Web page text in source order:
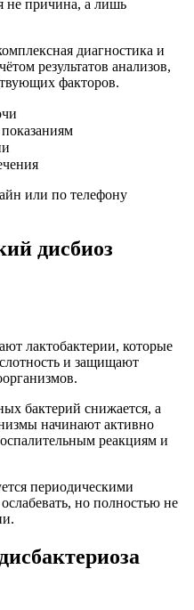
не причина, а лишь
диагностика и
результатов анализов,
факторов.
или по телефону
дисбиоз
лактобактерии, которые
и защищают
бактерий снижается, а
начинают активно
реакциям и
периодическими
но полностью не